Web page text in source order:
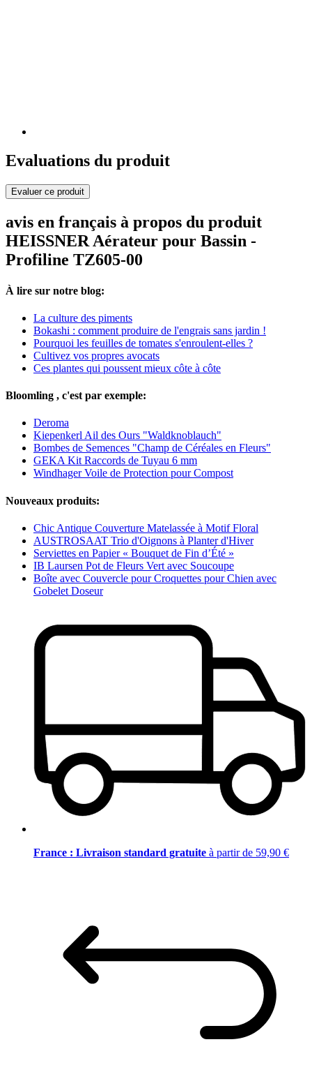
Evaluations du produit
Evaluer ce produit
avis en français à propos du produit
HEISSNER Aérateur pour Bassin -
Profiline TZ605-00
À lire sur notre blog:
La culture des piments
Bokashi : comment produire de l'engrais sans jardin !
Pourquoi les feuilles de tomates s'enroulent-elles ?
Cultivez vos propres avocats
Ces plantes qui poussent mieux côte à côte
Bloomling , c'est par exemple:
Deroma
Kiepenkerl Ail des Ours "Waldknoblauch"
Bombes de Semences "Champ de Céréales en Fleurs"
GEKA Kit Raccords de Tuyau 6 mm
Windhager Voile de Protection pour Compost
Nouveaux produits:
Chic Antique Couverture Matelassée à Motif Floral
AUSTROSAAT Trio d'Oignons à Planter d'Hiver
Serviettes en Papier « Bouquet de Fin d’Été »
IB Laursen Pot de Fleurs Vert avec Soucoupe
Boîte avec Couvercle pour Croquettes pour Chien avec
Gobelet Doseur
France : Livraison standard gratuite à partir de 59,90 €